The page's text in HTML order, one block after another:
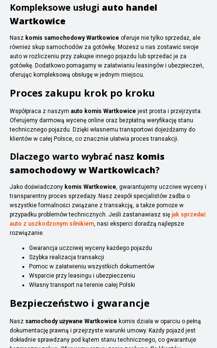
Kompleksowe usługi auto handel
Wartkowice
Nasz komis samochodowy Wartkowice oferuje nie tylko sprzedaż, ale
również skup samochodów za gotówkę. Możesz u nas zostawić swoje
auto w rozliczeniu przy zakupie innego pojazdu lub sprzedać je za
gotówkę. Dodatkowo pomagamy w załatwianiu leasingów i ubezpieczeń,
oferując kompleksową obsługę w jednym miejscu.
Proces zakupu krok po kroku
Współpraca z naszym auto komis Wartkowice jest prosta i przejrzysta.
Oferujemy darmową wycenę online oraz bezpłatną weryfikację stanu
technicznego pojazdu. Dzięki własnemu transportowi dojeżdżamy do
klientów w całej Polsce, co znacznie ułatwia proces transakcji.
Dlaczego warto wybrać nasz komis
samochodowy w Wartkowicach?
Jako doświadczony komis Wartkowice, gwarantujemy uczciwe wyceny i
transparentny proces sprzedaży. Nasz zespół specjalistów zadba o
wszystkie formalności związane z transakcją, a także pomoże w
przypadku problemów technicznych. Jeśli zastanawiasz się jak sprzedać
auto z uszkodzonym silnikiem, nasi eksperci doradzą najlepsze
rozwiązanie.
Gwarancja uczciwej wyceny każdego pojazdu
Szybka realizacja transakcji
Pomoc w załatwieniu wszystkich dokumentów
Wsparcie przy leasingu i ubezpieczeniu
Własny transport na terenie całej Polski
Bezpieczeństwo i gwarancje
Nasz samochody używane Wartkowice komis działa w oparciu o pełną
dokumentację prawną i przejrzyste warunki umowy. Każdy pojazd jest
dokładnie sprawdzany pod kątem stanu technicznego, co gwarantuje